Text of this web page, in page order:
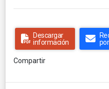
Descargar
información
Compartir